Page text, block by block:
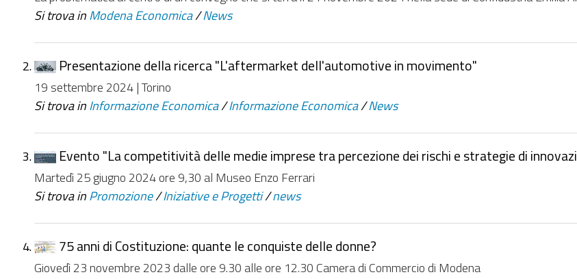
Si trova in Modena Economica /News
Presentazione della ricerca "L'aftermarket dell'automotive in movimento"
19 settembre 2024 | Torino
Si trova in Informazione Economica /Informazione Economica /News
Evento "La competitività delle medie imprese tra percezione dei rischi e strategie di
Martedì 25 giugno 2024 ore 9,30 al Museo Enzo Ferrari
Si trova in Promozione /Iniziative e Progetti /news
75 anni di Costituzione: quante le conquiste delle donne?
Giovedì 23 novembre 2023 dalle ore 9.30 alle ore 12.30 Camera di Commercio di Modena